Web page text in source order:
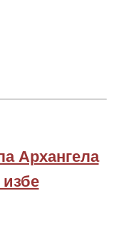
Архангела